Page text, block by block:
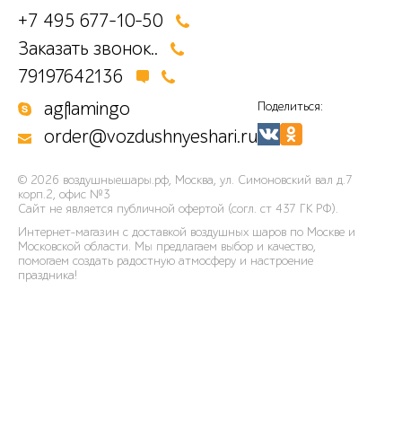
+7 495 677-10-50
Заказать звонок..
79197642136
agflamingo
order@vozdushnyeshari.ru
Поделиться:
© 2026 воздушныешары.рф, Москва, ул. Симоновский вал д.7
корп.2, офис №3
Сайт не является публичной офертой (согл. ст 437 ГК РФ).
Интернет-магазин с доставкой воздушных шаров по Москве и
Московской области. Мы предлагаем выбор и качество,
помогаем создать радостную атмосферу и настроение
праздника!